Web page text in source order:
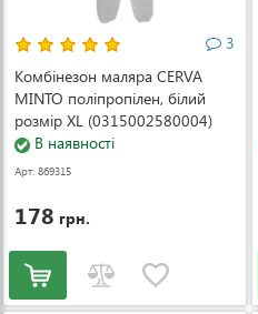
3
Комбінезон маляра CERVA
MINTO поліпропілен, білий
розмір XL (0315002580004)
В наявності
Арт: 869315
178 грн.